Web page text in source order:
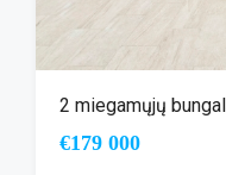
2 miegamųjų
€179 000